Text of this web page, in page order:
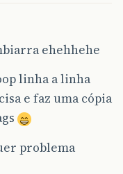
ehehhehe
linha a linha
e faz uma cópia
problema